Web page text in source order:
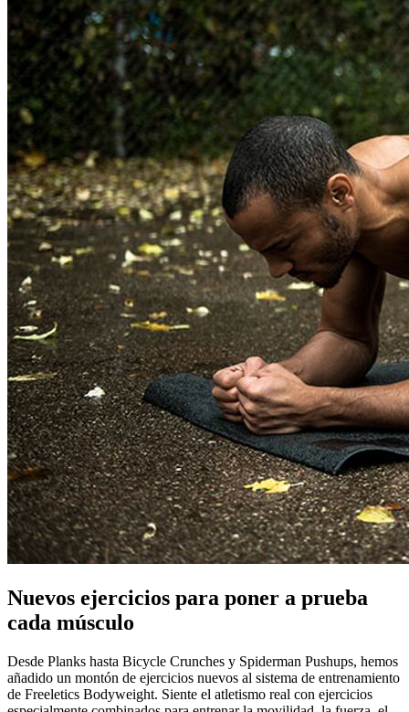
Nuevos ejercicios para poner a prueba
cada músculo
Desde Planks hasta Bicycle Crunches y Spiderman Pushups, hemos
añadido un montón de ejercicios nuevos al sistema de entrenamiento
de Freeletics Bodyweight. Siente el atletismo real con ejercicios